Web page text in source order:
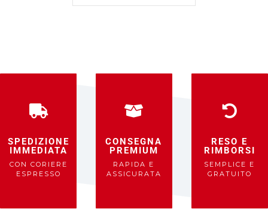
SPEDIZIONE
IMMEDIATA
CON CORIERE
ESPRESSO
CONSEGNA
PREMIUM
RAPIDA E
ASSICURATA
RESO E
RIMBORSI
SEMPLICE E
GRATUITO